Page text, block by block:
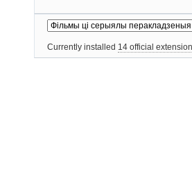
Currently installed 14 official